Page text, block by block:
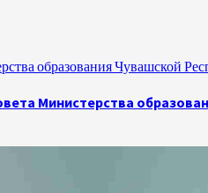
образования Чувашской
Министерства